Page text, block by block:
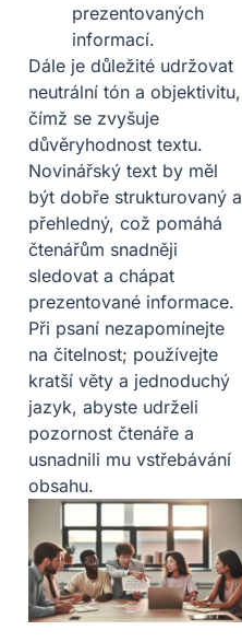
prezentovaných
informací.
Dále je důležité udržovat
neutrální tón a objektivitu,
čímž se zvyšuje
důvěryhodnost textu.
Novinářský text by měl
být dobře strukturovaný a
přehledný, což pomáhá
čtenářům snadněji
sledovat a chápat
prezentované informace.
Při psaní nezapomínejte
na čitelnost; používejte
kratší věty a jednoduchý
jazyk, abyste udrželi
pozornost čtenáře a
usnadnili mu vstřebávání
obsahu.